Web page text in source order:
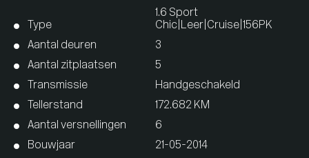
Type
1.6 Sport
Chic|Leer|Cruise|156PK
Aantal deuren
3
Aantal zitplaatsen
5
Transmissie
Handgeschakeld
Tellerstand
172.682 KM
Aantal versnellingen
6
Bouwjaar
21-05-2014